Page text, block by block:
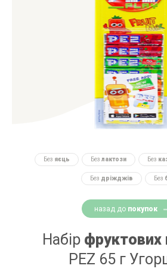
Без яєць Без лактози Без
Без дріжджів Без
назад до покупок
Набір фруктових
PEZ 65 г